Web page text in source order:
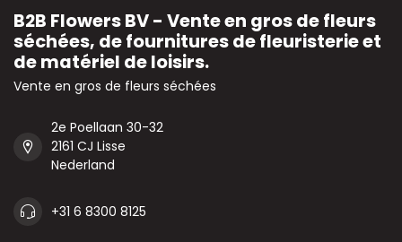
B2B Flowers BV - Vente en gros de fleurs
séchées, de fournitures de fleuristerie et
de matériel de loisirs.
Vente en gros de fleurs séchées
2e Poellaan 30-32
2161 CJ Lisse
Nederland
+31 6 8300 8125